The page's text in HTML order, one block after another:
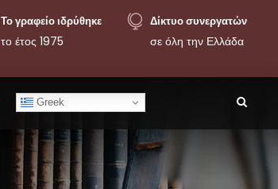
Το γραφείο ιδρύθηκε
το έτος 1975
Δίκτυο συνεργατών
σε όλη την Ελλάδα
Greek